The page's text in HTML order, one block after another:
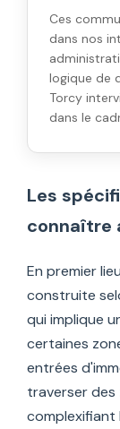
Ces
dans nos
logique de
Torcy
dans le
Les
connaître
En premier
construite
qui implique
certaines
entrées
traverser des
complexifiant